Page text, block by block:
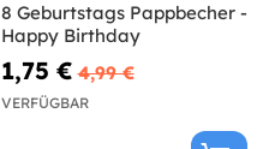
8 Geburtstags Pappbecher -
Happy Birthday
1,75 € 4,99 €
VERFÜGBAR